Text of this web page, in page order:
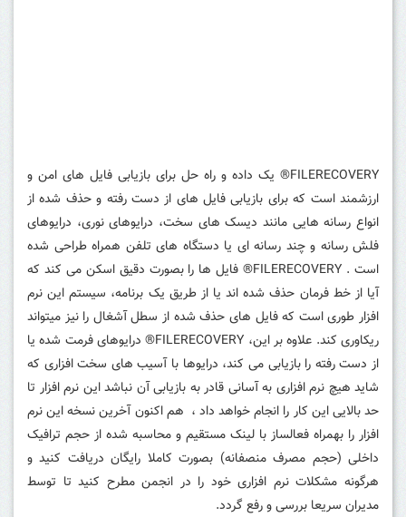
FILERECOVERY® یک داده و راه حل برای بازیابی فایل های امن و
ارزشمند است که برای بازیابی فایل های از دست رفته و حذف شده از
انواع رسانه هایی مانند دیسک های سخت، درایوهای نوری، درایوهای
فلش رسانه و چند رسانه ای یا دستگاه های تلفن همراه طراحی شده
است .
FILERECOVERY® فایل ها را بصورت دقیق اسکن می کند که
آیا از خط فرمان حذف شده اند یا از طریق یک برنامه، سیستم این نرم
افزار طوری است که فایل های حذف شده از سطل آشغال را نیز میتواند
ریکاوری کند.
علاوه بر این، FILERECOVERY® درایوهای فرمت شده یا
از دست رفته را بازیابی می کند، درایوها با آسیب های سخت افزاری که
شاید هیچ نرم افزاری به آسانی قادر به بازیابی آن نباشد این نرم افزار تا
حد بالایی این کار را انجام خواهد داد ، هم اکنون آخرین نسخه این نرم
افزار را بهمراه فعالساز با لینک مستقیم و محاسبه شده از حجم ترافیک
داخلی (حجم مصرف منصفانه) بصورت کاملا رایگان دریافت کنید و
هرگونه مشکلات نرم افزاری خود را در انجمن مطرح کنید تا توسط
مدیران سریعا بررسی و رفع گردد.